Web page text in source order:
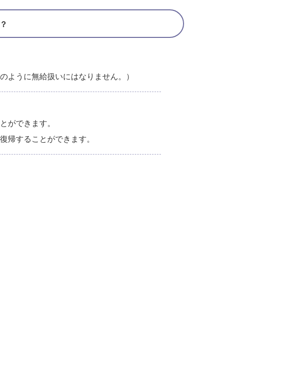
うに無給扱いにはなりません。）
ができます。
することができます。